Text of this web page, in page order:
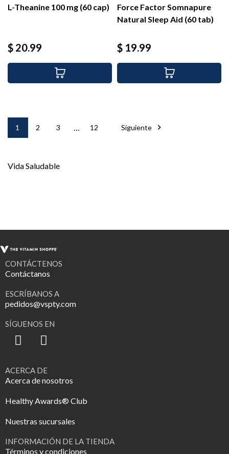
L-Theanine 100 mg (60 cap)
Precio
$ 20.99
Force Factor Somnapure
Natural Sleep Aid (60 tab)
Precio
$ 19.99
1 2 3 … 12 Siguiente 
Vida Saludable
CONTÁCTENOS
Contáctanos
ESCRÍBANOS A
pedidos@vspty.com
SÍGUENOS EN
ACERCA DE
Acerca de nosotros
Healthy Awards® Club
Nuestras sucursales
INFORMACIÓN DE LA TIENDA
Términos y condiciones